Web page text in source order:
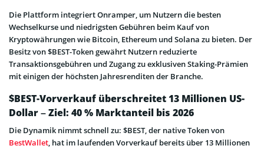
Die Plattform integriert Onramper, um Nutzern die besten
Wechselkurse und niedrigsten Gebühren beim Kauf von
Kryptowährungen wie Bitcoin, Ethereum und Solana zu bieten. Der
Besitz von $BEST-Token gewährt Nutzern reduzierte
Transaktionsgebühren und Zugang zu exklusiven Staking-Prämien
mit einigen der höchsten Jahresrenditen der Branche.
$BEST-Vorverkauf überschreitet 13 Millionen US-
Dollar – Ziel: 40 % Marktanteil bis 2026
Die Dynamik nimmt schnell zu: $BEST, der native Token von
BestWallet, hat im laufenden Vorverkauf bereits über 13 Millionen